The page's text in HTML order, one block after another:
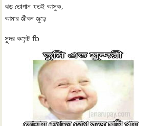
ঝড় তোপান যতই আসুক,
আমার জীবন জুড়ে
সুন্দর কমেন্ট fb